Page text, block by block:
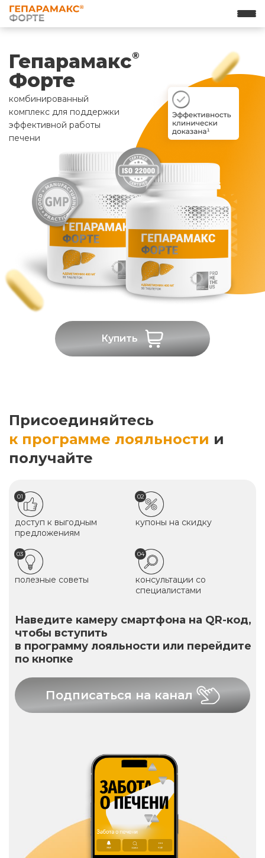
Гепарамакс®
Форте
комбинированный
комплекс для поддержки
эффективной работы
печени
Купить
Присоединяйтесь
к программе лояльности и
получайте
01
доступ к выгодным
предложениям
02
купоны на скидку
03
полезные советы
04
консультации со
специалистами
Наведите камеру смартфона на QR-код,
чтобы вступить
в программу лояльности или перейдите
по кнопке
Подписаться на канал